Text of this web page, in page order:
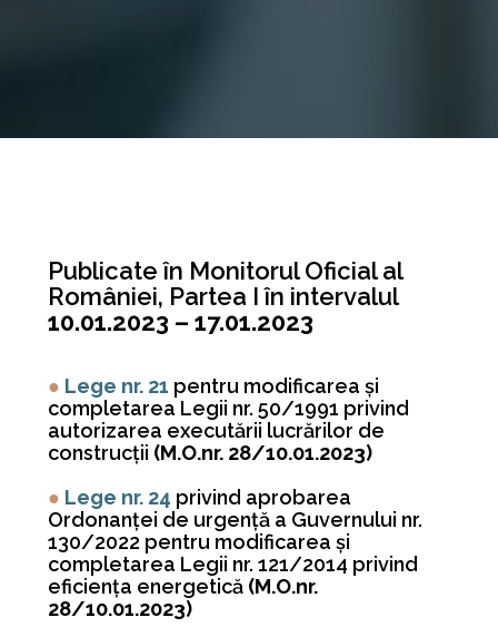
Publicate în Monitorul Oficial al
României, Partea I în intervalul
10.01.2023 – 17.01.2023
● Lege nr. 21 pentru modificarea şi
completarea Legii nr. 50/1991 privind
autorizarea executării lucrărilor de
construcţii (M.O.nr. 28/10.01.2023)
● Lege nr. 24 privind aprobarea
Ordonanţei de urgenţă a Guvernului nr.
130/2022 pentru modificarea şi
completarea Legii nr. 121/2014 privind
eficienţa energetică(M.O.nr.
28/10.01.2023)